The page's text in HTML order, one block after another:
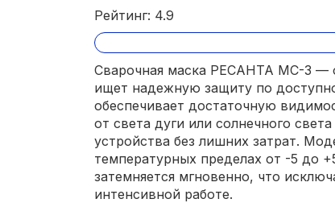
Рейтинг: 4.9
Сварочная маска РЕСАНТА МС-3 —
ищет надежную защиту по
обеспечивает достаточную
от света дуги или солнечного
устройства без лишних затрат.
температурных пределах от -5 до
затемняется мгновенно, что
интенсивной работе.